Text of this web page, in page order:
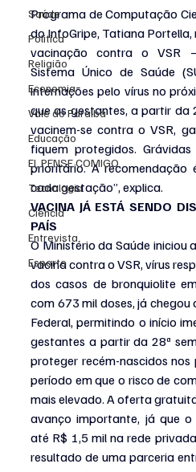
Saúde
Politica
Religião
Economia
Vale do Paraiba
Educação
EI, PENSE COMIGO.
Tecnologia
Ciência
Entrevista
Esporte
Programa de Computação
do InfoGripe, Tatiana
vacinação contra o VSR
Sistema Único de Saúde
internações pelo vírus no
que as gestantes, a partir da
vacinem-se contra o VSR,
fiquem protegidos.
prioritário. A
cada gestação”, explica.
VACINA JÁ ESTÁ SENDO
PAÍS
O Ministério da Saúde iniciou
vacina contra o VSR, vírus
dos casos de bronquiolite
com 673 mil doses, já
Federal, permitindo o início
gestantes a partir da 28ª
proteger recém-nascidos nos
período em que o risco de
mais elevado. A oferta
avanço importante, já que
até R$ 1,5 mil na rede
resultado de uma parceria